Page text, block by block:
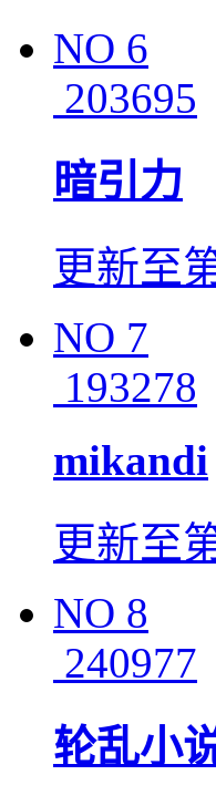
NO 6
203695
暗引力
更新至
NO 7
193278
mikandi
更新至
NO 8
240977
轮乱小